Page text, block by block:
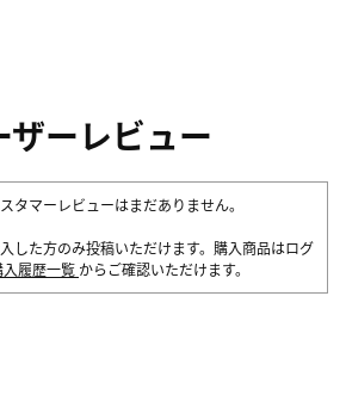
ザーレビュー
タマーレビューはまだありません。
した方のみ投稿いただけます。購入商品はログ
入履歴一覧 からご確認いただけます。